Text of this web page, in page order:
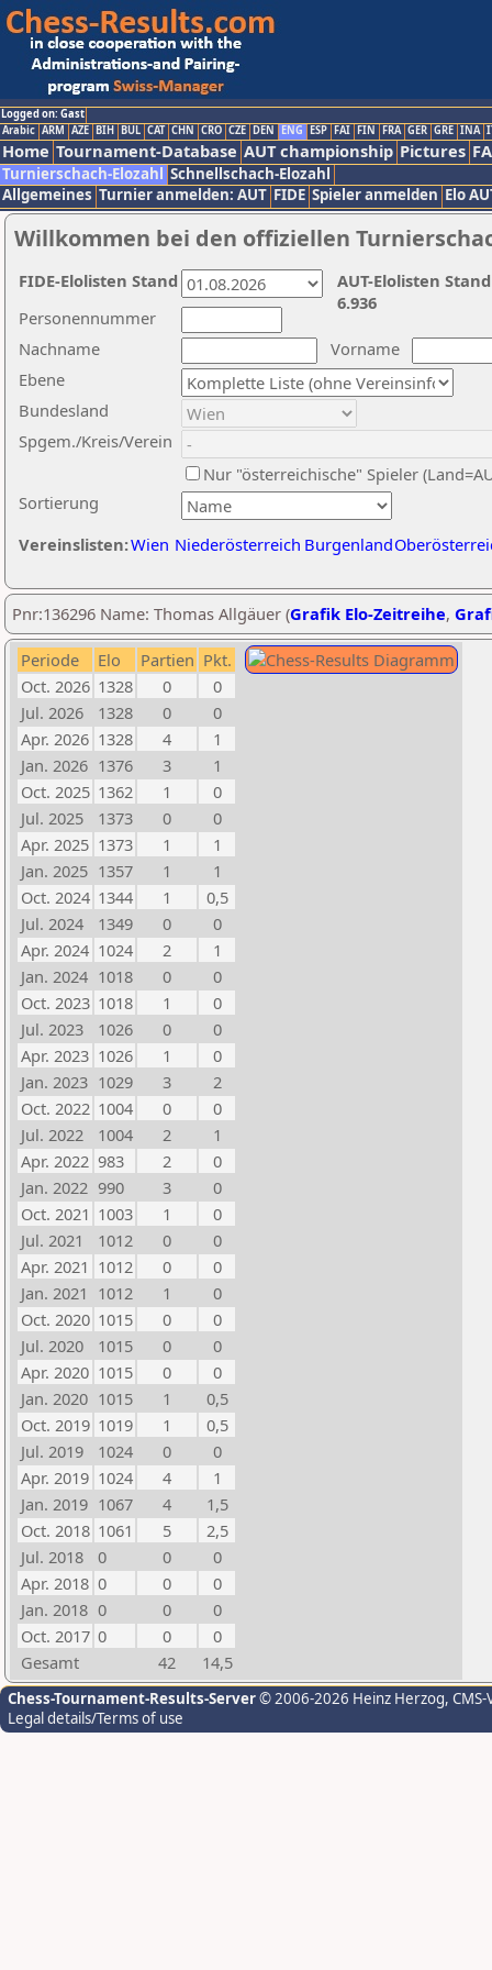
Logged on: Gast
Arabic ARM AZE BIH BUL CAT CHN CRO CZE DEN ENG ESP FAI FIN FRA GER GRE INA
Home Tournament-Database AUT championship Pictures
Turnierschach-Elozahl Schnellschach-Elozahl
Allgemeines Turnier anmelden: AUT FIDE Spieler anmelden Elo
Willkommen bei den offiziellen
Nachname
Vorname
Ebene
Sortierung
Personennummer
Bundesland
Spgem./Kreis/Verein
Nur "österreichische" Spieler
Vereinslisten:Wien Niederösterreich Burgenland
AUT-Elolisten
6.936
FIDE-Elolisten Stand
Pnr:136296 Name: Thomas Allgäuer (Grafik Elo-Zeitreihe,
Periode Elo Partien Pkt.
Oct. 2026 1328 0
0
Jul. 2026
1328 0
0
Apr. 2026 1328 4
1
Jan. 2026 1376 3
1
Oct. 2025 1362 1
0
Jul. 2025
1373 0
0
Apr. 2025 1373 1
1
Jan. 2025 1357 1
1
Oct. 2024 1344 1
0,5
Jul. 2024
1349 0
0
Apr. 2024 1024 2
1
Jan. 2024 1018 0
0
Oct. 2023 1018 1
0
Jul. 2023
1026 0
0
Apr. 2023 1026 1
0
Jan. 2023 1029 3
2
Oct. 2022 1004 0
0
Jul. 2022
1004 2
1
Apr. 2022 983 2
0
Jan. 2022 990 3
0
Oct. 2021 1003 1
0
Jul. 2021
1012 0
0
Apr. 2021 1012 0
0
Jan. 2021 1012 1
0
Oct. 2020 1015 0
0
Jul. 2020
1015 0
0
Apr. 2020 1015 0
0
Jan. 2020 1015 1
0,5
Oct. 2019 1019 1
0,5
Jul. 2019
1024 0
0
Apr. 2019 1024 4
1
Jan. 2019 1067 4
1,5
Oct. 2018 1061 5
2,5
Jul. 2018
0 0
0
Apr. 2018 0 0
0
Jan. 2018 0 0
0
Oct. 2017 0 0
0
Gesamt
42 14,5
Chess-Tournament-Results-Server© 2006-2026 Heinz Herzog,
Legal details/Terms of use